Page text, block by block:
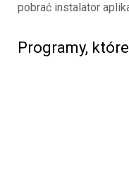
pobrać instalator
Programy,